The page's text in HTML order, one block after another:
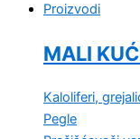
Proizvodi
MALI
Kaloliferi,
Pegle